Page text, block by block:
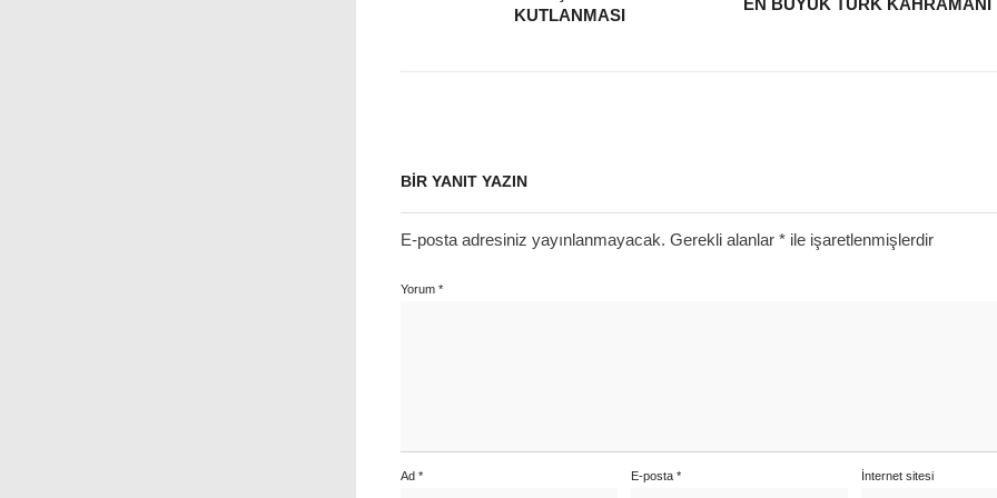
KUTLANMASI
EN BÜYÜK TÜRK KAHRAMANI
BIR YANIT YAZIN
E-posta adresiniz yayınlanmayacak. Gerekli alanlar * ile işaretlenmişlerdir
Yorum *
Ad * E-posta * İnternet sitesi